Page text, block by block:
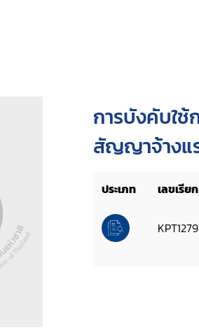
การบังคับใ
สัญญาจ้างแ
ประเภท เลขเรียก